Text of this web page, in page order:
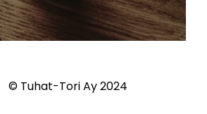
© Tuhat-Tori Ay 2024